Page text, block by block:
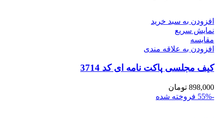
افزودن به سبد خرید
نمایش سریع
مقايسه
افزودن به علاقه مندی
کیف مجلسی پاکت نامه ای کد 3714
898,000 تومان
-55%
فروخته شده